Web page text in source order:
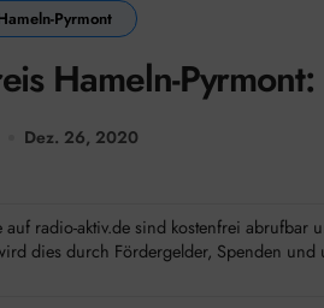
Pyrmont
Hameln-Pyrmont:
Dez. 26, 2020
auf radio-aktiv.de sind kostenfrei abrufbar
dies durch Fördergelder, Spenden und